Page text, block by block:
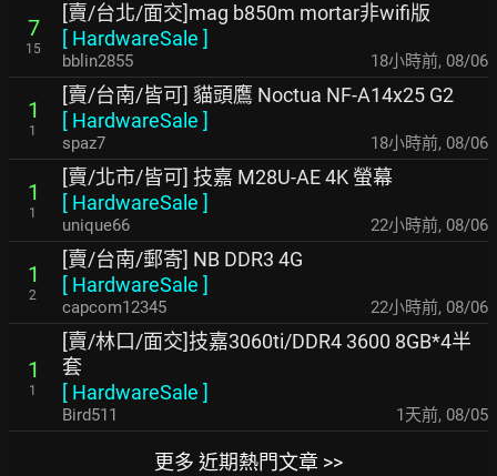
7
15
[賣/台北/面交]mag b850m mortar非wifi版
[ HardwareSale ]
bblin2855 18小時前, 08/06
1
1
[賣/台南/皆可] 貓頭鷹 Noctua NF-A14x25 G2
[ HardwareSale ]
spaz7 18小時前, 08/06
1
1
[賣/北市/皆可] 技嘉 M28U-AE 4K 螢幕
[ HardwareSale ]
unique66 22小時前, 08/06
1
2
[賣/台南/郵寄] NB DDR3 4G
[ HardwareSale ]
capcom12345 22小時前, 08/06
1
1
[賣/林口/面交]技嘉3060ti/DDR4 3600 8GB*4半
套
[ HardwareSale ]
Bird511 1天前, 08/05
更多 近期熱門文章 >>